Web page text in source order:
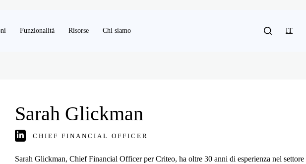
Funzionalità Risorse Chi siamo IT
Sarah Glickman
CHIEF FINANCIAL OFFICER
Sarah Glickman, Chief Financial Officer per Criteo, ha oltre 30 anni di esperienza nel settore